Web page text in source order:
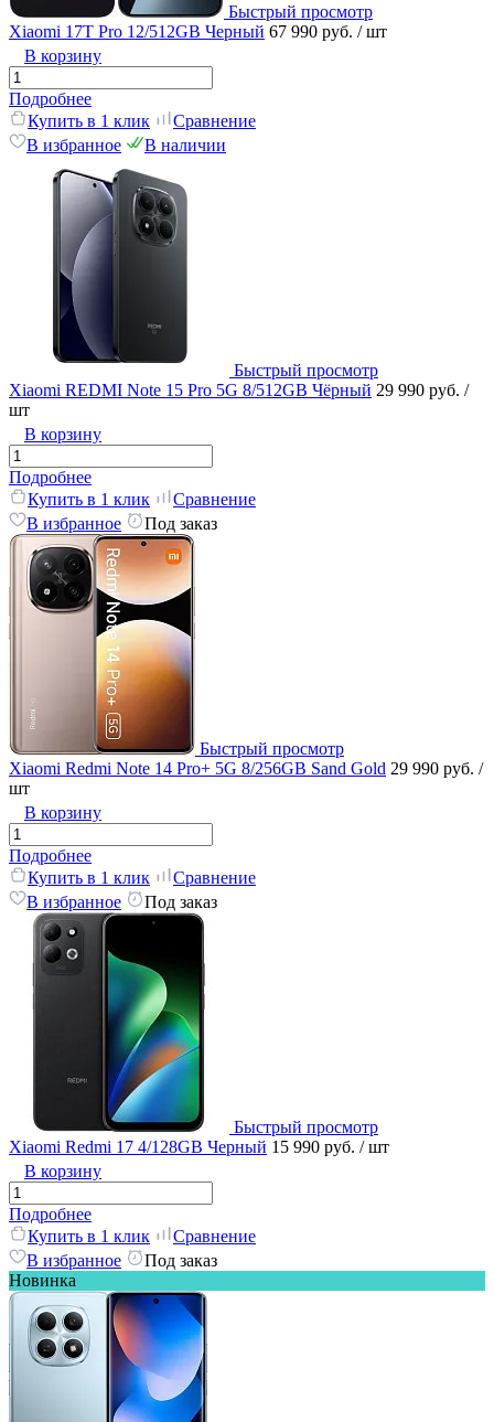
Быстрый просмотр
Xiaomi 17T Pro 12/512GB Черный 67 990 руб. / шт
В корзину
Подробнее
Купить в 1 клик
Сравнение
В избранное
В наличии
Быстрый просмотр
Xiaomi REDMI Note 15 Pro 5G 8/512GB Чёрный 29 990 руб. /
шт
В корзину
Подробнее
Купить в 1 клик
Сравнение
В избранное
Под заказ
Быстрый просмотр
Xiaomi Redmi Note 14 Pro+ 5G 8/256GB Sand Gold 29 990 руб. /
шт
В корзину
Подробнее
Купить в 1 клик
Сравнение
В избранное
Под заказ
Быстрый просмотр
Xiaomi Redmi 17 4/128GB Черный 15 990 руб. / шт
В корзину
Подробнее
Купить в 1 клик
Сравнение
В избранное
Под заказ
Новинка